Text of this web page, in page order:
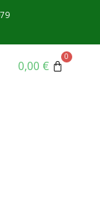
0,00 €